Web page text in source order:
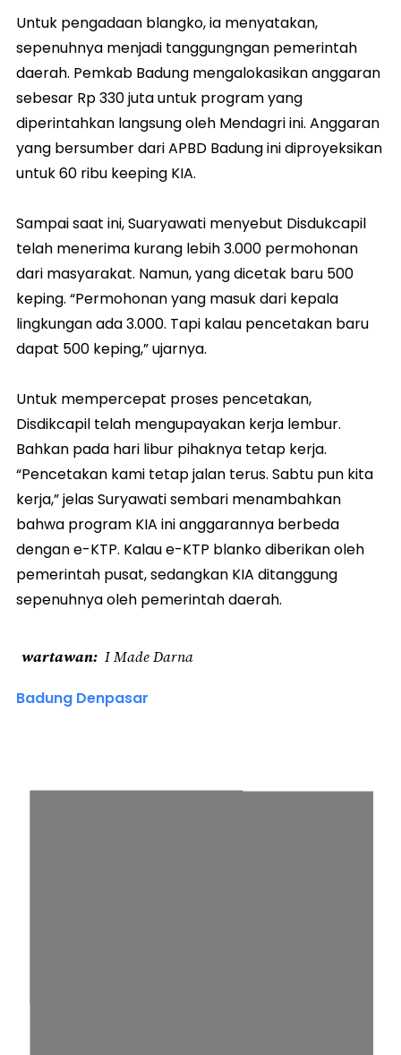
Untuk pengadaan blangko, ia menyatakan,
sepenuhnya menjadi tanggungngan pemerintah
daerah. Pemkab Badung mengalokasikan anggaran
sebesar Rp 330 juta untuk program yang
diperintahkan langsung oleh Mendagri ini. Anggaran
yang bersumber dari APBD Badung ini diproyeksikan
untuk 60 ribu keeping KIA.
Sampai saat ini, Suaryawati menyebut Disdukcapil
telah menerima kurang lebih 3.000 permohonan
dari masyarakat. Namun, yang dicetak baru 500
keping. “Permohonan yang masuk dari kepala
lingkungan ada 3.000. Tapi kalau pencetakan baru
dapat 500 keping,” ujarnya.
Untuk mempercepat proses pencetakan,
Disdikcapil telah mengupayakan kerja lembur.
Bahkan pada hari libur pihaknya tetap kerja.
“Pencetakan kami tetap jalan terus. Sabtu pun kita
kerja,” jelas Suryawati sembari menambahkan
bahwa program KIA ini anggarannya berbeda
dengan e-KTP. Kalau e-KTP blanko diberikan oleh
pemerintah pusat, sedangkan KIA ditanggung
sepenuhnya oleh pemerintah daerah.
wartawan I Made Darna
Badung Denpasar